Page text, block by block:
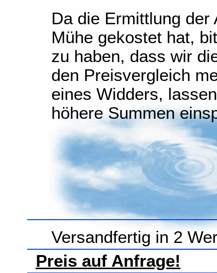
Da die Ermittlung
Mühe gekostet hat,
zu haben, dass wir
den Preisvergleich
eines Widders,
höhere Summen
Versandfertig in 2
Preis auf Anfrage!